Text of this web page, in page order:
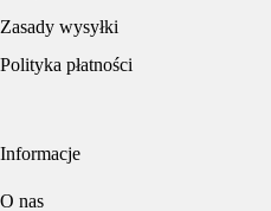
Zasady wysyłki
Polityka płatności
Informacje
O nas